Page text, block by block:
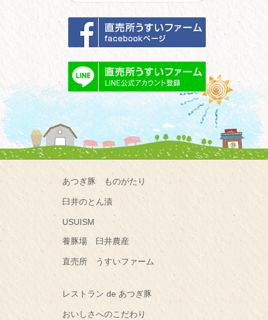
あつぎ豚 ものがたり
臼井のとん漬
USUISM
養豚場 臼井農産
直売所 うすいファーム
レストラン de あつぎ豚
おいしさへのこだわり